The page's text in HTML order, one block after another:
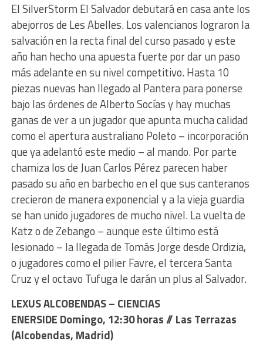
El SilverStorm El Salvador debutará en casa ante los
abejorros de Les Abelles. Los valencianos lograron la
salvación en la recta final del curso pasado y este
año han hecho una apuesta fuerte por dar un paso
más adelante en su nivel competitivo. Hasta 10
piezas nuevas han llegado al Pantera para ponerse
bajo las órdenes de Alberto Socías y hay muchas
ganas de ver a un jugador que apunta mucha calidad
como el apertura australiano Poleto – incorporación
que ya adelantó este medio – al mando. Por parte
chamiza los de Juan Carlos Pérez parecen haber
pasado su año en barbecho en el que sus canteranos
crecieron de manera exponencial y a la vieja guardia
se han unido jugadores de mucho nivel. La vuelta de
Katz o de Zebango – aunque este último está
lesionado – la llegada de Tomás Jorge desde Ordizia,
o jugadores como el pilier Favre, el tercera Santa
Cruz y el octavo Tufuga le darán un plus al Salvador.
LEXUS ALCOBENDAS – CIENCIAS
ENERSIDE Domingo, 12:30 horas // Las Terrazas
(Alcobendas, Madrid)